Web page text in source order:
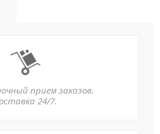
прием заказов.
24/7.